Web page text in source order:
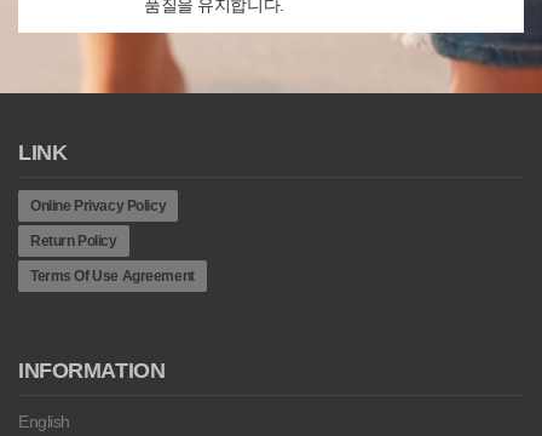
품질을 유지합니다.
LINK
Online Privacy Policy
Return Policy
Terms Of Use Agreement
INFORMATION
English